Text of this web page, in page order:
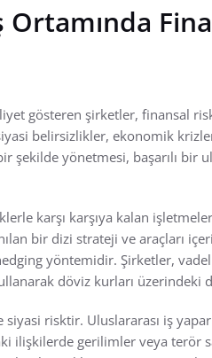
Ortamında
gösteren şirketler, finansal
belirsizlikler, ekonomik
şekilde yönetmesi, başarılı bir
karşı karşıya kalan
bir dizi strateji ve araçları
yöntemidir. Şirketler,
döviz kurları üzerindeki
risktir. Uluslararası iş
ilişkilerde gerilimler veya terör